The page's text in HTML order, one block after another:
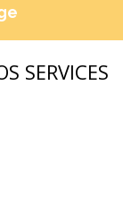
SERVICES